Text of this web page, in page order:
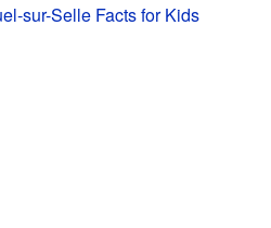
sur-Selle Facts for Kids